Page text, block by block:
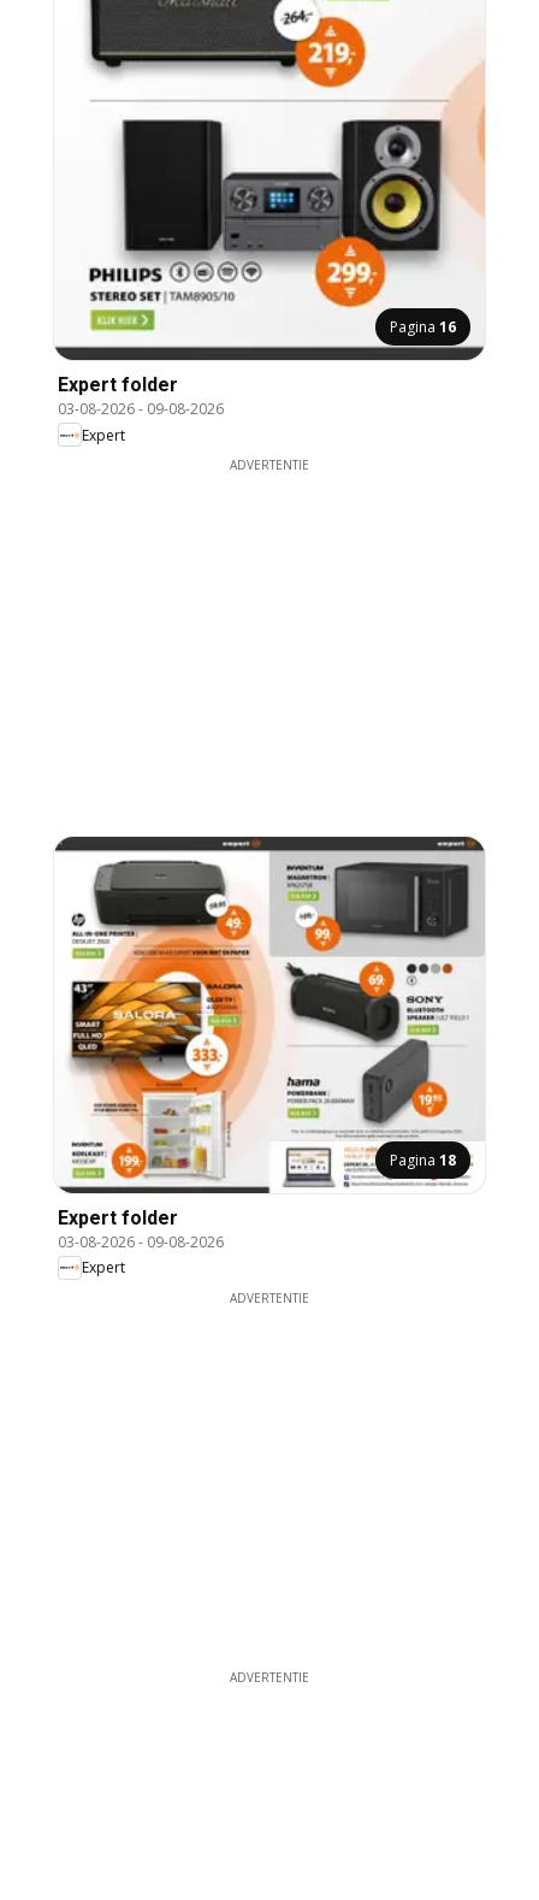
Pagina 16
Expert folder
03-08-2026- 09-08-2026
Expert
ADVERTENTIE
Pagina 18
Expert folder
03-08-2026- 09-08-2026
Expert
ADVERTENTIE
ADVERTENTIE